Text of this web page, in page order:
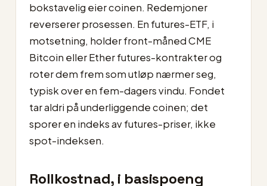
bokstavelig eier coinen. Redemjoner
reverserer prosessen. En futures-ETF, i
motsetning, holder front-måned CME
Bitcoin eller Ether futures-kontrakter og
roter dem frem som utløp nærmer seg,
typisk over en fem-dagers vindu. Fondet
tar aldri på underliggende coinen; det
sporer en indeks av futures-priser, ikke
spot-indeksen.
Rollkostnad, i basispoeng